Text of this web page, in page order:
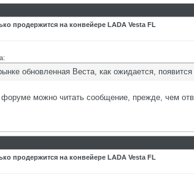
продержится на конвейере LADA Vesta FL
обновленная Веста, как ожидается,
можно читать сообщение, прежде, чем
продержится на конвейере LADA Vesta FL